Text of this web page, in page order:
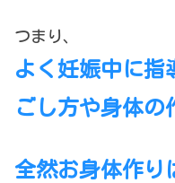
つまり、
よく妊娠中に指
ごし方や身体の
全然お身体作り